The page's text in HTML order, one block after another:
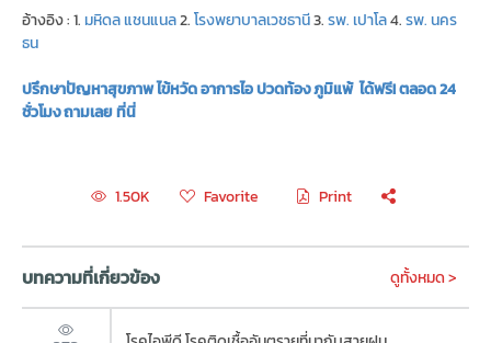
อ้างอิง : 1. มหิดล แชนแนล2. โรงพยาบาลเวชธานี3. รพ. เปาโล4. รพ. นคร
ธน
ปรึกษาปัญหาสุขภาพ ไข้หวัด อาการไอ ปวดท้อง ภูมิแพ้ ได้ฟรี! ตลอด 24
ชั่วโมง ถามเลย ที่นี่
1.50K Favorite Print
บทความที่เกี่ยวข้อง ดูทั้งหมด >